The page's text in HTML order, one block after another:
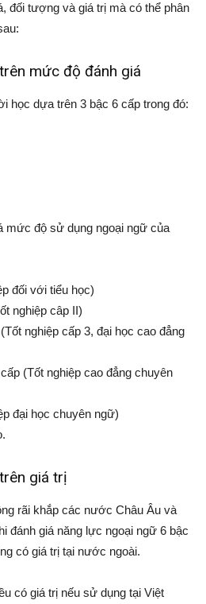
đối tượng và giá trị mà có thể phân
mức độ đánh giá
học dựa trên 3 bậc 6 cấp trong đó:
mức độ sử dụng ngoại ngữ của
đối với tiểu học)
nghiệp câp II)
nghiệp cấp 3, đại học cao đẳng
(Tốt nghiệp cao đẳng chuyên
đại học chuyên ngữ)
giá trị
rãi khắp các nước Châu Âu và
đánh giá năng lực ngoại ngữ 6 bậc
có giá trị tại nước ngoài.
có giá trị nếu sử dụng tại Việt